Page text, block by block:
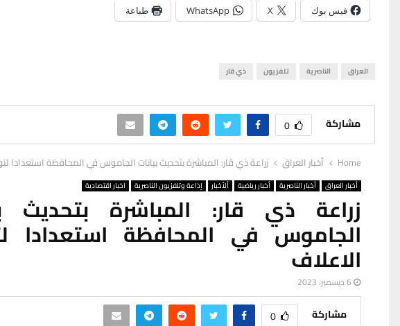
فيس بوك X
WhatsApp طباعة
العراق الناصرية تلفزيون ذي قار
مشاركة 0
Home أخبار العراق زراعة ذي قار: المباشرة بتحديث بيانات الجاموس في المحافظة استعدادا
أخبار العراق أخبار الناصرية أخبار رياضية ألأخبار إذاعة وتلفزيون الناصرية اخبار اقتصادية
زراعة ذي قار: المباشرة بتحديث
الجاموس في المحافظة استعدادا
الاعلاف
6 ديسمبر، 2023
مشاركة 0